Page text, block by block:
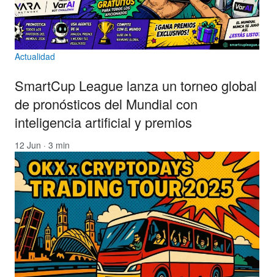
Actualidad
SmartCup League lanza un torneo global
de pronósticos del Mundial con
inteligencia artificial y premios
12 Jun · 3 min